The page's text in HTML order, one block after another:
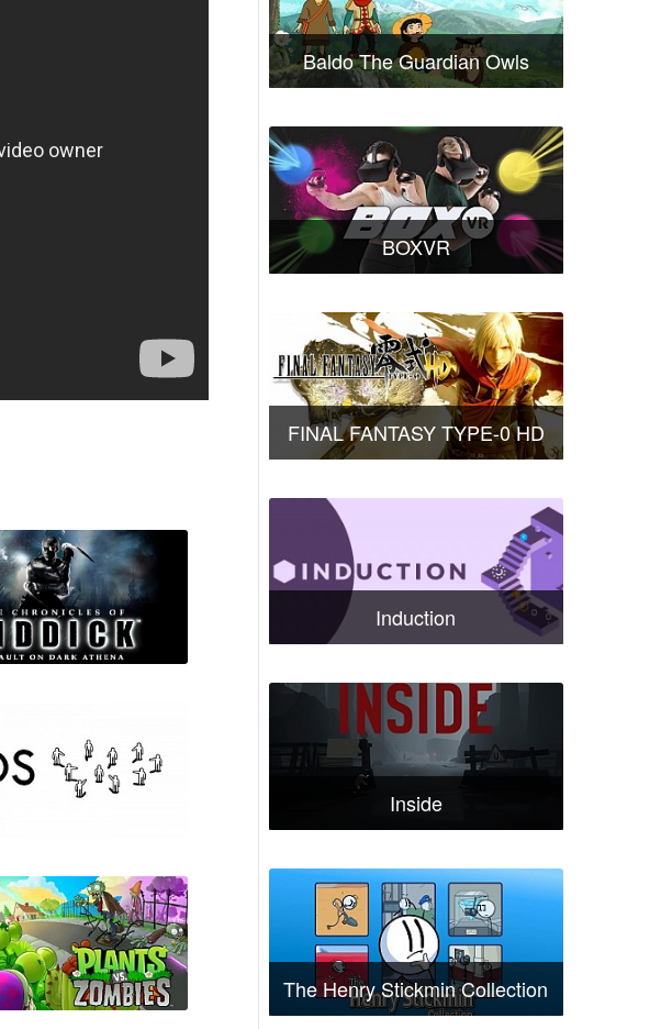
Baldo The Guardian Owls
BOXVR
FINAL FANTASY TYPE-0 HD
Induction
Inside
The Henry Stickmin Collection